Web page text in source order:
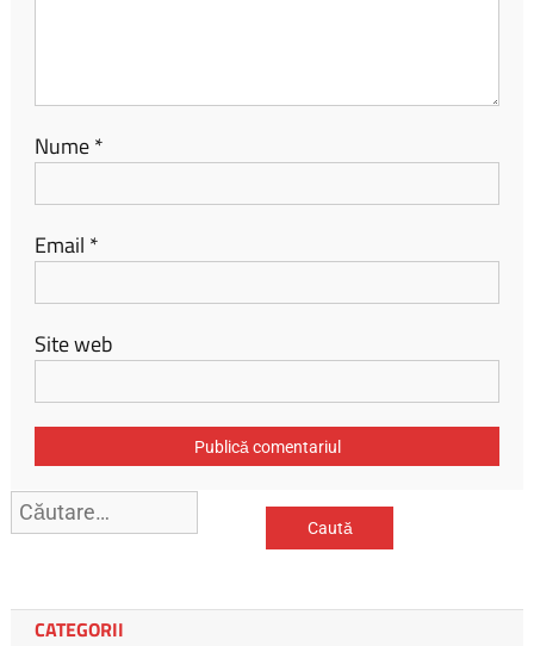
Nume*
Email *
Site web
Caută
după:
CATEGORII